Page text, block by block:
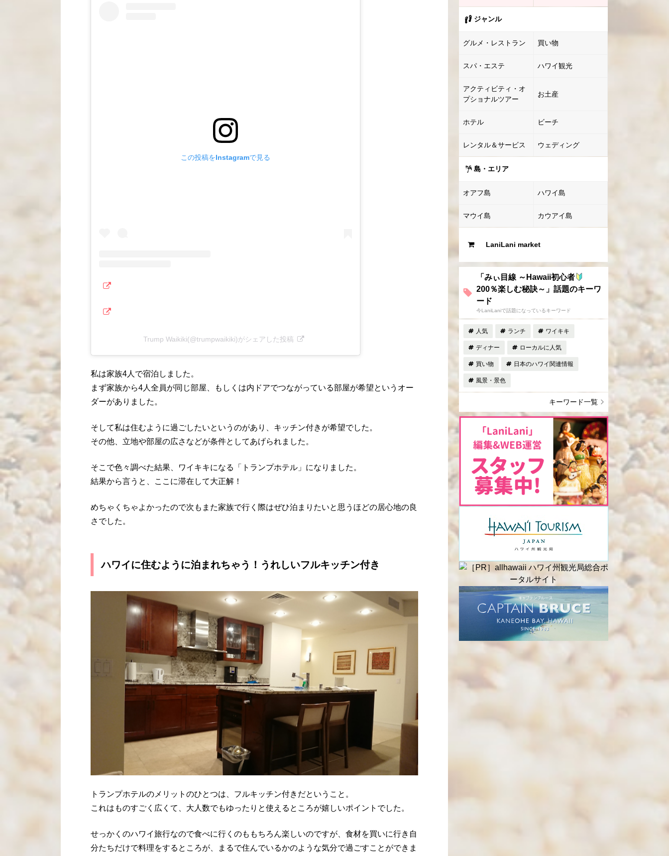
この投稿をInstagramで見る
Trump Waikiki(@trumpwaikiki)がシェアした投稿
私は家族4人で宿泊しました。
まず家族から4人全員が同じ部屋、もしくは内ドアでつながっている部屋が希望というオー
ダーがありました。
そして私は住むように過ごしたいというのがあり、キッチン付きが希望でした。
その他、立地や部屋の広さなどが条件としてあげられました。
そこで色々調べた結果、ワイキキになる「トランプホテル」になりました。
結果から言うと、ここに滞在して大正解！
めちゃくちゃよかったので次もまた家族で行く際はぜひ泊まりたいと思うほどの居心地の良
さでした。
ハワイに住むように泊まれちゃう！うれしいフルキッチン付き
トランプホテルのメリットのひとつは、フルキッチン付きだということ。
これはものすごく広くて、大人数でもゆったりと使えるところが嬉しいポイントでした。
せっかくのハワイ旅行なので食べに行くのももちろん楽しいのですが、食材を買いに行き自
分たちだけで料理をするところが、まるで住んでいるかのような気分で過ごすことができま
ジャンル
グルメ・レストラン 買い物
スパ・エステ ハワイ観光
アクティビティ・オ
プショナルツアー
お土産
ホテル ビーチ
レンタル＆サービス ウェディング
島・エリア
オアフ島 ハワイ島
マウイ島 カウアイ島
LaniLani market
「みぃ目線 ～Hawaii初心者
200％楽しむ秘訣～」話題のキーワ
ード
今LaniLaniで話題になっているキーワード
人気 ランチ ワイキキ
ディナー ローカルに人気
買い物 日本のハワイ関連情報
風景・景色
キーワード一覧